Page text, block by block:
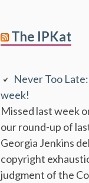
The IPKat
Never Too
week!
Missed last week
our round-up of
Georgia Jenkins
copyright
judgment of the